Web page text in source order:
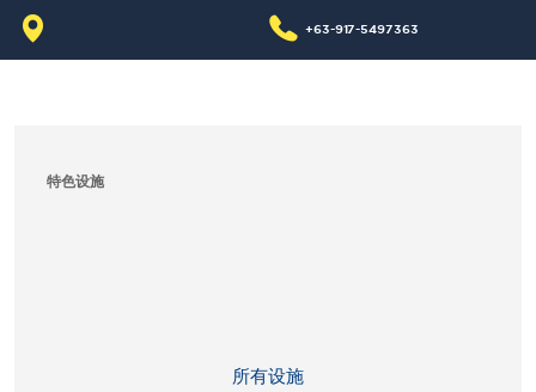
+63-917-5497363
特色设施
所有设施